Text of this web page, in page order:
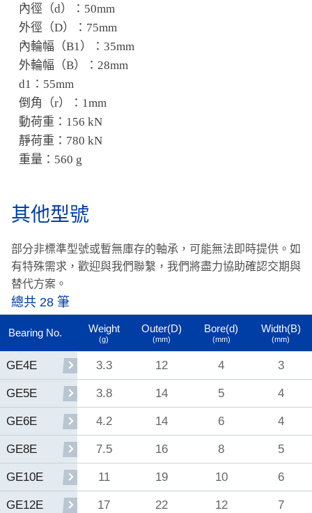
內徑（d）：50mm
外徑（D）：75mm
內輪幅（B1）：35mm
外輪幅（B）：28mm
d1：55mm
倒角（r）：1mm
動荷重：156 kN
靜荷重：780 kN
重量：560 g
其他型號
部分非標準型號或暫無庫存的軸承，可能無法即時提供。 如
有特殊需求，歡迎與我們聯繫，我們將盡力協助確認交期與
替代方案。
總共 28 筆
Bearing No. Weight
(g)
Outer(D)
(mm)
Bore(d)
(mm)
Width(B)
(mm)
GE4E 3.3 12 4 3
GE5E 3.8 14 5 4
GE6E 4.2 14 6 4
GE8E 7.5 16 8 5
GE10E 11 19 10 6
GE12E 17 22 12 7